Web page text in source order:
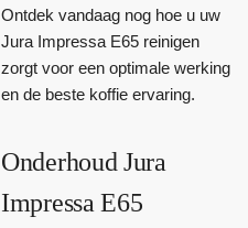
Ontdek vandaag nog hoe u uw
Jura Impressa E65 reinigen
zorgt voor een optimale werking
en de beste koffie ervaring.
Onderhoud Jura
Impressa E65